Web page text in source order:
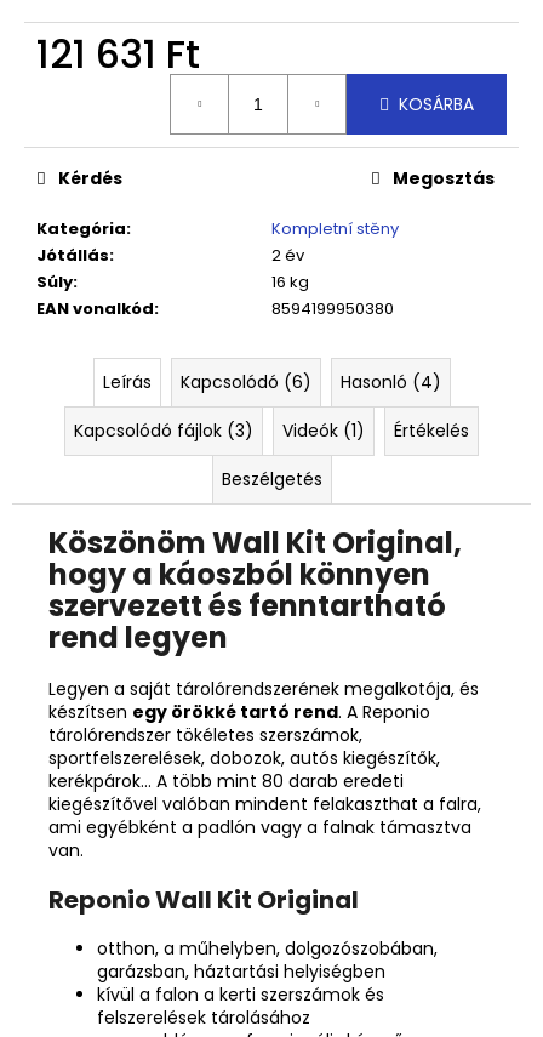
121 631 Ft
KOSÁRBA
Kategória:
Kompletní stěny
Jótállás:
2 év
Súly:
16 kg
EAN vonalkód: 8594199950380
Kérdés Megosztás
Leírás Kapcsolódó (6)
Hasonló (4)
Kapcsolódó fájlok (3)
Videók (1)
Értékelés
Beszélgetés
KöszönömWall Kit Original,
hogy a káoszból könnyen
szervezett és fenntartható
rend legyen
Legyen a saját tárolórendszerének megalkotója, és
készítsen egy örökké tartó rend. A Reponio
tárolórendszer tökéletes szerszámok,
sportfelszerelések, dobozok, autós kiegészítők,
kerékpárok... A több mint 80 darab eredeti
kiegészítővel valóban mindent felakaszthat a falra,
ami egyébként a padlón vagy a falnak támasztva
van.
ReponioWall Kit Original
otthon, a műhelyben, dolgozószobában,
garázsban, háztartási helyiségben
kívül a falon a kerti szerszámok és
felszerelések tárolásához